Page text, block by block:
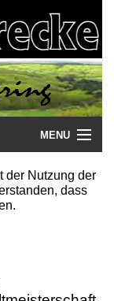
MENU
der Nutzung der
dass